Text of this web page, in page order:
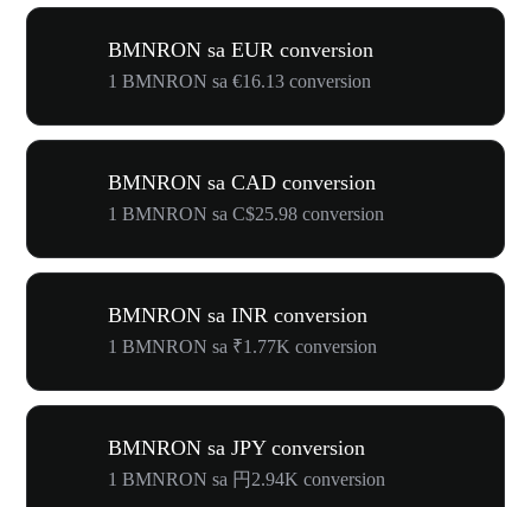
BMNRON sa EUR conversion
1 BMNRON sa €16.13 conversion
BMNRON sa CAD conversion
1 BMNRON sa C$25.98 conversion
BMNRON sa INR conversion
1 BMNRON sa ₹1.77K conversion
BMNRON sa JPY conversion
1 BMNRON sa 円2.94K conversion